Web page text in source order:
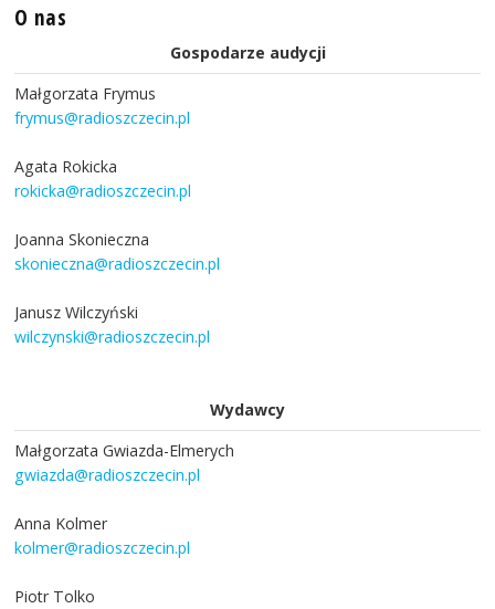
O nas
Gospodarze audycji
Małgorzata Frymus
frymus@radioszczecin.pl
Agata Rokicka
rokicka@radioszczecin.pl
Joanna Skonieczna
skonieczna@radioszczecin.pl
Janusz Wilczyński
wilczynski@radioszczecin.pl
Wydawcy
Małgorzata Gwiazda-Elmerych
gwiazda@radioszczecin.pl
Anna Kolmer
kolmer@radioszczecin.pl
Piotr Tolko